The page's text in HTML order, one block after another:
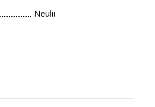
Neulii